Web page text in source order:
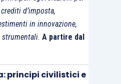
minori che compongono
Moises avverte
«nucleo oscuro» che
ogni suo
qualcosa di
sorprendente. Il re di
d’imposta,
in innovazione,
A partire dal
principi civilistici e